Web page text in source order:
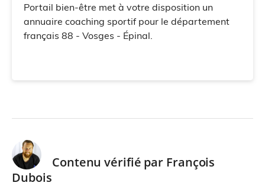
Portail bien-être met à votre disposition un
annuaire coaching sportif pour le département
français 88 - Vosges - Épinal.
Contenu vérifié par François
Dubois